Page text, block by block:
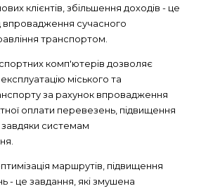
клієнтів, збільшення доходів - це
впровадження сучасного
транспортом.
комп'ютерів дозволяє
міського та
за рахунок впровадження
оплати перевезень, підвищення
системам
маршрутів, підвищення
- це завдання, які змушена